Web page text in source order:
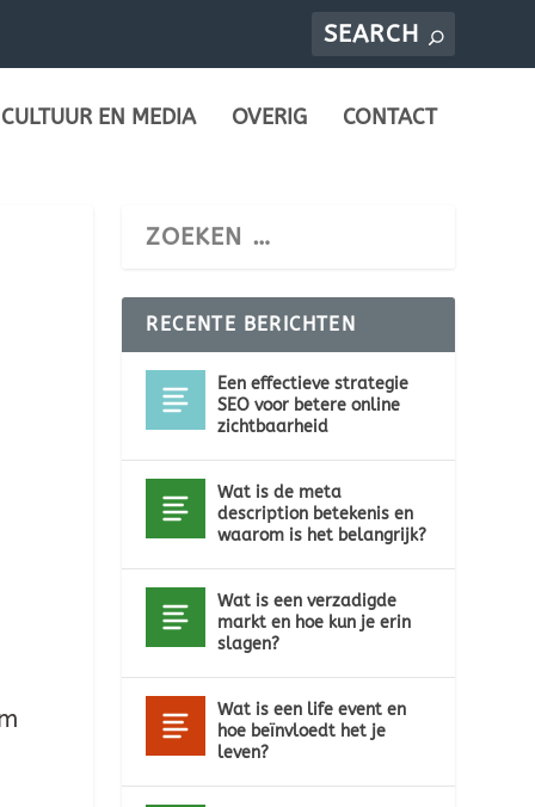
CULTUUR EN MEDIA OVERIG CONTACT
RECENTE BERICHTEN
Een effectieve strategie
SEO voor betere online
zichtbaarheid
Wat is de meta
description betekenis en
waarom is het belangrijk?
Wat is een verzadigde
markt en hoe kun je erin
slagen?
Wat is een life event en
hoe beïnvloedt het je
leven?